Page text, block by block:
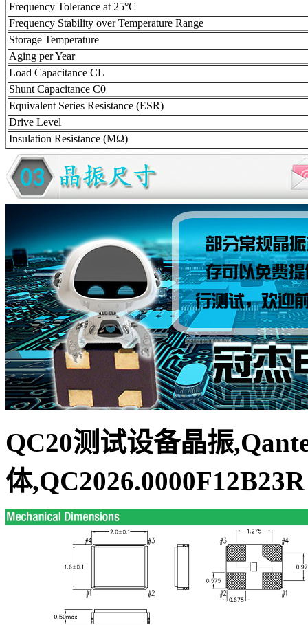
Frequency Tolerance at 25°C
Frequency Stability over Temperature Range
Storage Temperature
Aging per Year
Load Capacitance CL
Shunt Capacitance C0
Equivalent Series Resistance (ESR)
Drive Level
Insulation Resistance (MΩ)
QC20测试设备晶振
体